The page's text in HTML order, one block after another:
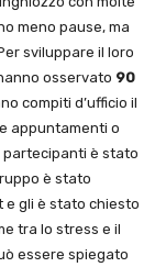
meno pause, ma
sviluppare il loro
osservato 90
compiti d’ufficio il
appuntamenti o
partecipanti è stato
è stato
gli è stato chiesto
tra lo stress e il
essere spiegato